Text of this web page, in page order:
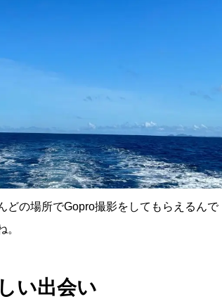
どの場所でGopro撮影をしてもらえるんで
。
い出会い